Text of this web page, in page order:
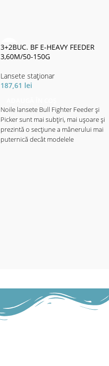
3+2BUC. BF E-HEAVY FEEDER
3,60M/50-150G
Lansete staţionar
187,61 lei
Noile lansete Bull Fighter Feeder și
Picker sunt mai subțiri, mai ușoare și
prezintă o secțiune a mânerului mai
puternică decât modelele
ocazional să găsească cu ușuri nță
locul dorit. Blank-urile puternice din
fibră de carbon IM6 echipează
lansete le de feeder Bull Fighter cu